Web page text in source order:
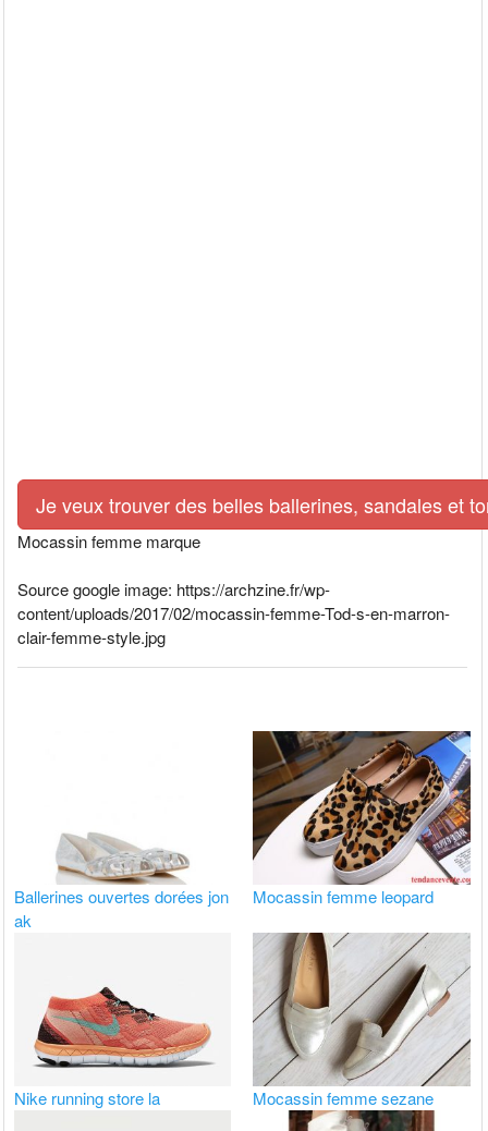
Je veux trouver des belles ballerines, sandales et
Mocassin femme marque
Source google image: https://archzine.fr/wp-
content/uploads/2017/02/mocassin-femme-Tod-s-en-marron-
clair-femme-style.jpg
Ballerines ouvertes dorées jon
ak
Mocassin femme leopard
Nike running store la Mocassin femme sezane